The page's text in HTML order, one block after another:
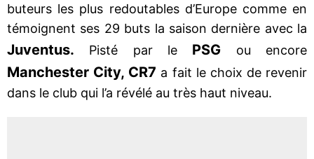
buteurs les plus redoutables d’Europe comme en
témoignent ses 29 buts la saison dernière avec la
Juventus. Pisté par le PSG ou encore
Manchester City, CR7 a fait le choix de revenir
dans le club qui l’a révélé au très haut niveau.